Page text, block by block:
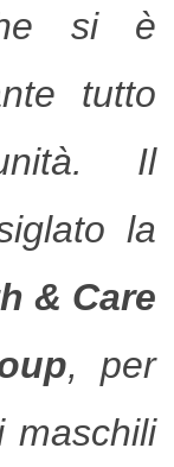
si è
tutto
Il
la
& Care
, per
maschili